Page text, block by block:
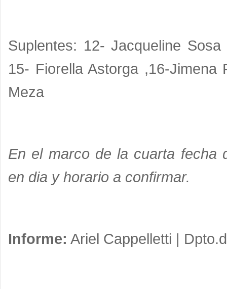
Suplentes: 12- Jacqueline
15- Fiorella Astorga ,16-
Meza
En el marco de la cuarta fecha
en dia y horario a confirmar.
Informe: Ariel Cappelletti |